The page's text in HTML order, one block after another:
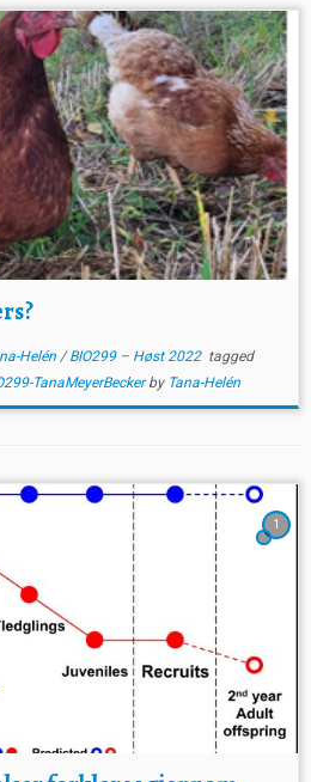
Helén /BIO299 – Høst 2022 tagged
TanaMeyerBeckerby Tana-Helén
1